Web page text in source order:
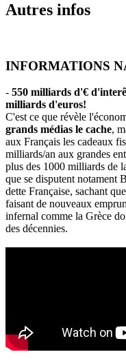
Autres infos
INFORMATIONS
- 550 milliards d'€
milliards d'euros!
C'est ce que révèle
grands médias le cache,
aux Français les cadeaux
milliards/an aux grandes
plus des 1000 milliards de
que se disputent notament
dette Française, sachant
faisant de nouveaux
infernal comme la Grèce
des décennies.